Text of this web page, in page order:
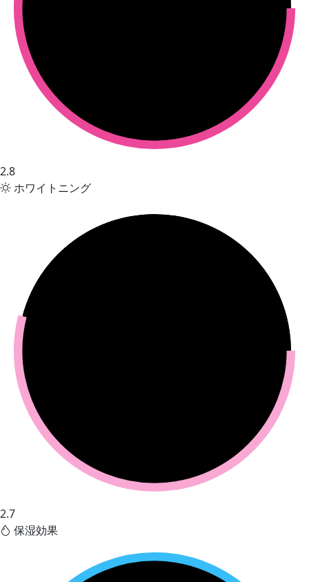
2.8
ホワイトニング
2.7
保湿効果